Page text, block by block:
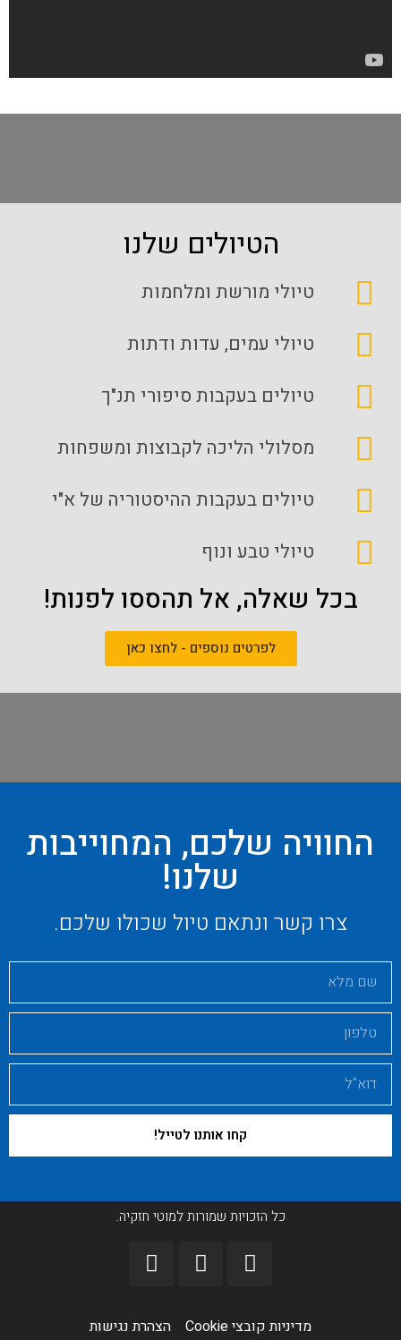
הטיולים שלנו
טיולי מורשת ומלחמות
טיולי עמים, עדות ודתות
טיולים בעקבות סיפורי תנ"ך
מסלולי הליכה לקבוצות ומשפחות
טיולים בעקבות ההיסטוריה של א"י
טיולי טבע ונוף
בכל שאלה, אל תהססו לפנות!
לפרטים נוספים - לחצו כאן
החוויה שלכם, המחוייבות
שלנו!
צרו קשר ונתאם טיול שכולו שלכם.
קחו אותנו לטייל!
כל הזכויות שמורות למוטי חזקיה.
מדיניות קובצי Cookie​ הצהרת נגישות